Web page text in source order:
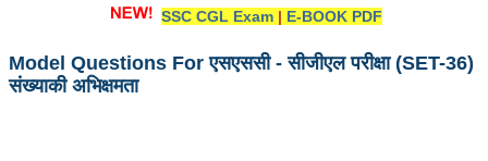
Whats New!
Exam Calendar
SSC CGL Exam | E-BOOK PDF
Model Questions For एसएससी - सीजीएल परीक्षा (SET-36)
संख्याकी अभिक्षमता